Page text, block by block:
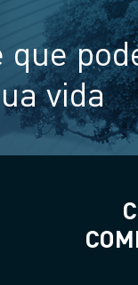
que
vida